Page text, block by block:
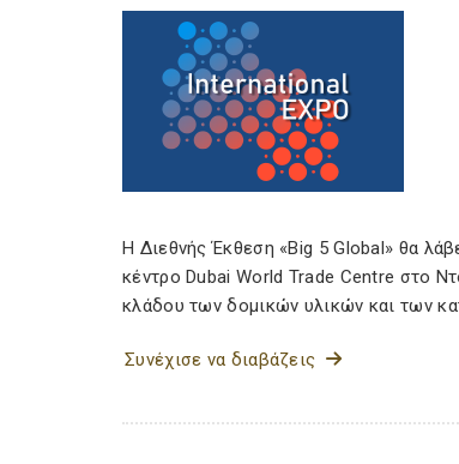
Η Διεθνής Έκθεση «Big 5 Global» θα
κέντρο Dubai World Trade Centre στο
κλάδου των δομικών υλικών και των
Συνέχισε να διαβάζεις